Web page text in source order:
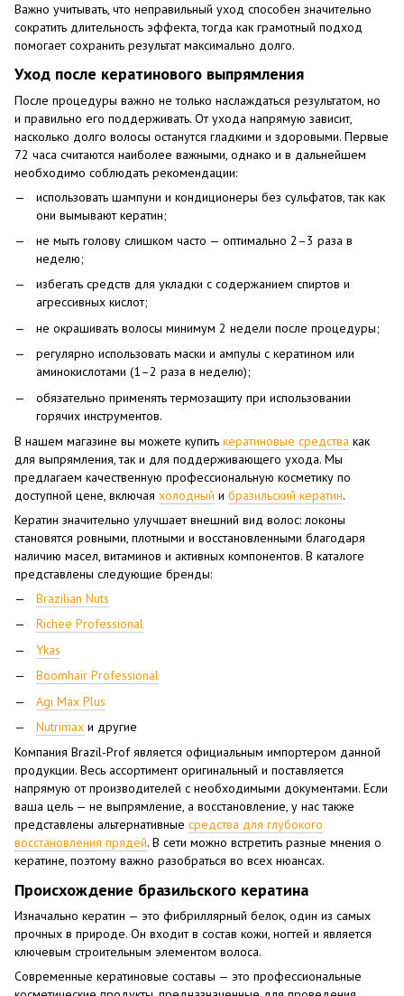
Важно учитывать, что неправильный уход способен значительно
сократить длительность эффекта, тогда как грамотный подход
помогает сохранить результат максимально долго.
Уход после кератинового выпрямления
После процедуры важно не только наслаждаться результатом, но
и правильно его поддерживать. От ухода напрямую зависит,
насколько долго волосы останутся гладкими и здоровыми. Первые
72 часа считаются наиболее важными, однако и в дальнейшем
необходимо соблюдать рекомендации:
использовать шампуни и кондиционеры без сульфатов, так как
они вымывают кератин;
не мыть голову слишком часто — оптимально 2–3 раза в
неделю;
избегать средств для укладки с содержанием спиртов и
агрессивных кислот;
не окрашивать волосы минимум 2 недели после процедуры;
регулярно использовать маски и ампулы с кератином или
аминокислотами (1–2 раза в неделю);
обязательно применять термозащиту при использовании
горячих инструментов.
В нашем магазине вы можете купить кератиновые средства как
для выпрямления, так и для поддерживающего ухода. Мы
предлагаем качественную профессиональную косметику по
доступной цене, включая холодный и бразильский кератин.
Кератин значительно улучшает внешний вид волос: локоны
становятся ровными, плотными и восстановленными благодаря
наличию масел, витаминов и активных компонентов. В каталоге
представлены следующие бренды:
Brazilian Nuts
Richee Professional
Ykas
Boomhair Professional
Agi Max Plus
Nutrimax и другие
Компания Brazil-Prof является официальным импортером данной
продукции. Весь ассортимент оригинальный и поставляется
напрямую от производителей с необходимыми документами. Если
ваша цель — не выпрямление, а восстановление, у нас также
представлены альтернативные средства для глубокого
восстановления прядей. В сети можно встретить разные мнения о
кератине, поэтому важно разобраться во всех нюансах.
Происхождение бразильского кератина
Изначально кератин — это фибриллярный белок, один из самых
прочных в природе. Он входит в состав кожи, ногтей и является
ключевым строительным элементом волоса.
Современные кератиновые составы — это профессиональные